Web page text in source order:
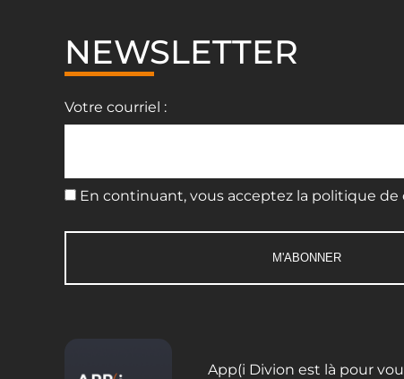
NEWSLETTER
Votre courriel :
En continuant, vous acceptez la politique
App(i Divion est là pour